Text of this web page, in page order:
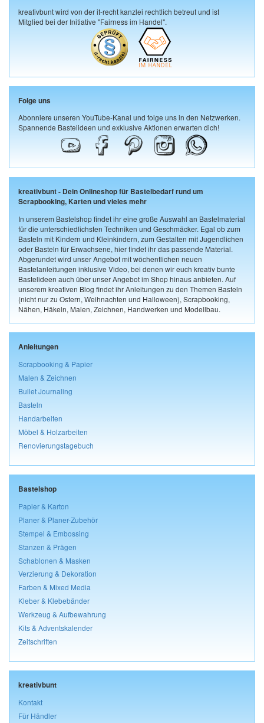
kreativbunt wird von der it-recht kanzlei rechtlich betreut und ist
Mitglied bei der Initiative "Fairness im Handel".
Folge uns
Abonniere unseren YouTube-Kanal und folge uns in den Netzwerken.
Spannende Bastelideen und exklusive Aktionen erwarten dich!
kreativbunt - Dein Onlineshop für Bastelbedarf rund um
Scrapbooking, Karten und vieles mehr
In unserem Bastelshop findet ihr eine große Auswahl an Bastelmaterial
für die unterschiedlichsten Techniken und Geschmäcker. Egal ob zum
Basteln mit Kindern und Kleinkindern, zum Gestalten mit Jugendlichen
oder Basteln für Erwachsene, hier findet ihr das passende Material.
Abgerundet wird unser Angebot mit wöchentlichen neuen
Bastelanleitungen inklusive Video, bei denen wir euch kreativ bunte
Bastelideen auch über unser Angebot im Shop hinaus anbieten. Auf
unserem kreativen Blog findet ihr Anleitungen zu den Themen Basteln
(nicht nur zu Ostern, Weihnachten und Halloween), Scrapbooking,
Nähen, Häkeln, Malen, Zeichnen, Handwerken und Modellbau.
Anleitungen
Scrapbooking & Papier
Malen & Zeichnen
Bullet Journaling
Basteln
Handarbeiten
Möbel & Holzarbeiten
Renovierungstagebuch
Bastelshop
Papier & Karton
Planer & Planer-Zubehör
Stempel & Embossing
Stanzen & Prägen
Schablonen & Masken
Verzierung & Dekoration
Farben & Mixed Media
Kleber & Klebebänder
Werkzeug & Aufbewahrung
Kits & Adventskalender
Zeitschriften
kreativbunt
Kontakt
Für Händler